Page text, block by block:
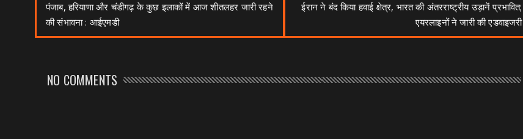
पंजाब, हरियाणा और चंडीगढ़ के कुछ इलाकों में आज शीतलहर जारी रहने
की संभावना : आईएमडी
ईरान ने बंद किया हवाई क्षेत्र, भारत की अंतरराष्ट्रीय उड़ानें प्रभावित;
एयरलाइनों ने जारी की एडवाइजरी
NO COMMENTS